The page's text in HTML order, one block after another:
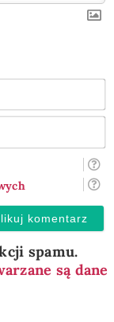
spamu.
są dane